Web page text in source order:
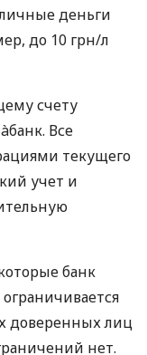
деньги
до 10 грн/л
счету
Все
текущего
учет и
банк
доверенных лиц
нет.